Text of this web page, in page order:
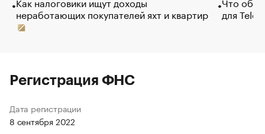
неработающих покупателей яхт и квартир
для
Регистрация ФНС
Дата регистрации
8 сентября 2022